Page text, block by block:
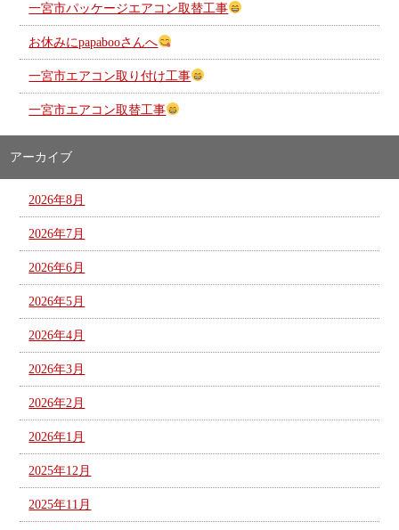
一宮市パッケージエアコン取替工事
お休みにpapabooさんへ
一宮市エアコン取り付け工事
一宮市エアコン取替工事
アーカイブ
2026年8月
2026年7月
2026年6月
2026年5月
2026年4月
2026年3月
2026年2月
2026年1月
2025年12月
2025年11月